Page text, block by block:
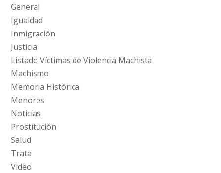
General
Igualdad
Inmigración
Justicia
Listado Víctimas de Violencia Machista
Machismo
Memoria Histórica
Menores
Noticias
Prostitución
Salud
Trata
Video